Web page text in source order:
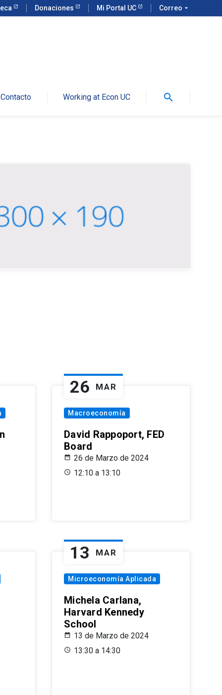
Donaciones Mi Portal UC Correo arrow_drop_down
Contacto Working at Econ UC search
26 MAR
Macroeconomía
David Rappoport, FED
Board
26 de Marzo de 2024
12:10 a 13:10
13 MAR
Microeconomía Aplicada
Michela Carlana,
Harvard Kennedy
School
13 de Marzo de 2024
13:30 a 14:30